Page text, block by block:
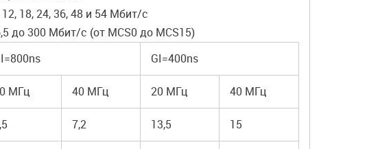
12, 18, 24, 36, 48 и 54 Мбит/с
до 300 Мбит/с (от MCS0 до MCS15)
GI=400ns
МГц 40 МГц 20 МГц 40 МГц
7,2 13,5 15